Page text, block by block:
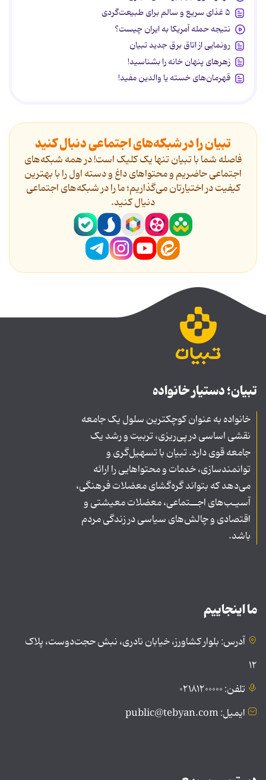
۵ غذای سریع و سالم برای طبیعت‌گردی
نتیجه حمله آمریکا به ایران چیست؟
رونمایی از اتاق برق جدید تبیان
زهرهای پنهان خانه را بشناسید!
قهرمان‌های خسته یا والدین مفید!
تبیان را در شبکه‌های اجتماعی دنبال کنید
فاصله شما با تبیان تنها یک کلیک است! در همه شبکه‌های
اجتماعی حاضریم و محتواهای داغ و دسته اول را با بهترین
کیفیت در اختیارتان می‌گذاریم؛ ما را در شبکه‌های اجتماعی
دنیال کنید.
تبیان؛ دستیار خانواده
خانواده به عنوان کوچکترین سلول یک جامعه
نقشی اساسی در پی‌ریزی، تربیت و رشد یک
جامعه قوی دارد. تبیان با تسهیل‌گری و
توانمندسازی، خدمات و محتواهایی را ارائه
می‌دهد که بتواند گره‌گشای معضلات فرهنگی،
آسیـب‌های اجــتماعی، معضلات معیشتی و
اقتصادی و چالش‌های سیاسی در زندگی مردم
باشد.
ما اینجاییم
آدرس: بلوار کشاورز، خیابان نادری، نبش حجت‌دوست، پلاک
۱۲
تلفن: ۰۲۱۸۱۲۰۰۰۰۰
ایمیل: public@tebyan.com